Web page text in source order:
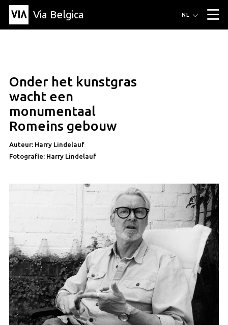
Via Belgica ▼
Artikel
Educatie
Recept
Vrienden
Over Via Belgica
Over Via Belgica
Onderzoek
Organisatie
Contact
Pers
Gemeentes
NL
vrienden
Onder het kunstgras
wacht een
monumentaal
Romeins gebouw
Auteur: Harry Lindelauf
Fotografie: Harry Lindelauf